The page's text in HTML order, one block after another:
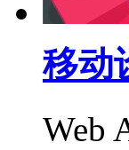
移动
Web